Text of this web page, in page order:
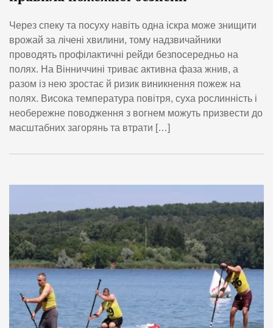
Через спеку та посуху навіть одна іскра може знищити
врожай за лічені хвилини, тому надзвичайники
проводять профілактичні рейди безпосередньо на
полях. На Вінниччині триває активна фаза жнив, а
разом із нею зростає й ризик виникнення пожеж на
полях. Висока температура повітря, суха рослинність і
необережне поводження з вогнем можуть призвести до
масштабних загорянь та втрати […]